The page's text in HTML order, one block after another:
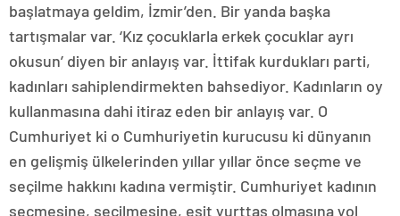
başlatmaya geldim, İzmir’den. Bir yanda başka
tartışmalar var. ‘Kız çocuklarla erkek çocuklar ayrı
okusun’ diyen bir anlayış var. İttifak kurdukları parti,
kadınları sahiplendirmekten bahsediyor. Kadınların oy
kullanmasına dahi itiraz eden bir anlayış var. O
Cumhuriyet ki o Cumhuriyetin kurucusu ki dünyanın
en gelişmiş ülkelerinden yıllar yıllar önce seçme ve
seçilme hakkını kadına vermiştir. Cumhuriyet kadının
seçmesine, seçilmesine, eşit yurttaş olmasına yol